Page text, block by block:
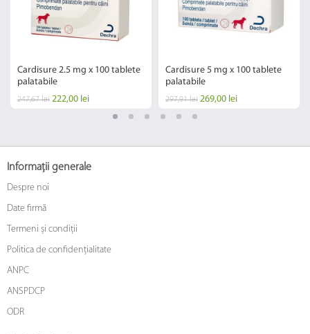
Cardisure 2.5 mg x 100 tablete
palatabile
247,67 lei 222,00 lei
Cardisure 5 mg x 100 tablete
palatabile
297,91 lei 269,00 lei
Informații generale
Despre noi
Date firmă
Termeni și condiții
Politica de confidențialitate
ANPC
ANSPDCP
ODR